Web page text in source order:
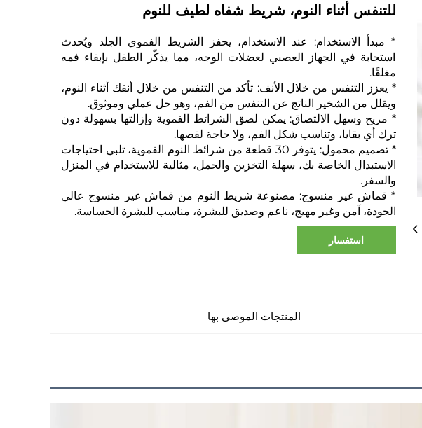
للتنفس أثناء النوم، شريط شفاه لطيف للنوم
* مبدأ الاستخدام: عند الاستخدام، يحفز الشريط الفموي الجلد ويُحدث
استجابة في الجهاز العصبي لعضلات الوجه، مما يذكّر الطفل بإبقاء فمه
مغلقًا.
* يعزز التنفس من خلال الأنف: تأكد من التنفس من خلال أنفك أثناء النوم،
ويقلل من الشخير الناتج عن التنفس من الفم، وهو حل عملي وموثوق.
* مريح وسهل الالتصاق: يمكن لصق الشرائط الفموية وإزالتها بسهولة دون
ترك أي بقايا، وتناسب شكل الفم، ولا حاجة لقصها.
* تصميم محمول: يتوفر 30 قطعة من شرائط النوم الفموية، تلبي احتياجات
الاستبدال الخاصة بك، سهلة التخزين والحمل، مثالية للاستخدام في المنزل
والسفر.
* قماش غير منسوج: مصنوعة شريط النوم من قماش غير منسوج عالي
الجودة، آمن وغير مهيج، ناعم وصديق للبشرة، مناسب للبشرة الحساسة.
استفسار
المنتجات الموصى بها